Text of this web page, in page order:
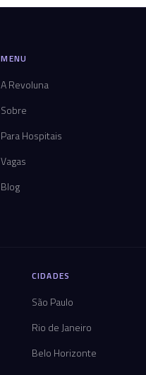
MENU
A Revoluna
Sobre
Para Hospitais
Vagas
Blog
CIDADES
São Paulo
Rio de Janeiro
Belo Horizonte